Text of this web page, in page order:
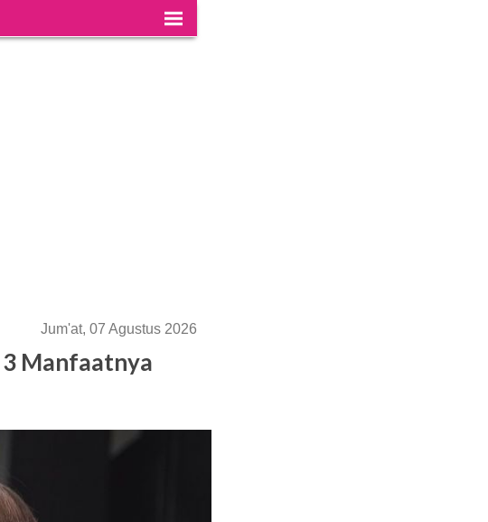
Jum'at, 07 Agustus 2026
Manfaatnya